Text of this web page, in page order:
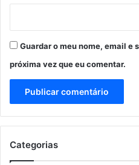
Guardar o meu nome, email e
próxima vez que eu comentar.
Categorias